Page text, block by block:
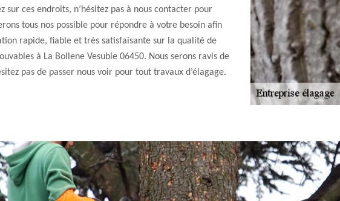
sur ces endroits, n’hésitez pas à nous contacter pour
tous nos possible pour répondre à votre besoin afin
rapide, fiable et très satisfaisante sur la qualité de
à La Bollene Vesubie 06450. Nous serons ravis de
pas de passer nous voir pour tout travaux d’élagage.